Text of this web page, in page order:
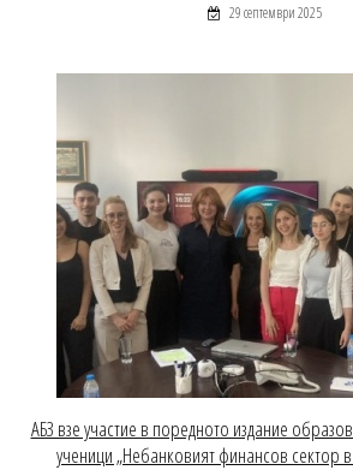
29 септември 2025
АБЗ взе участие в поредното издание
ученици „Небанковият финансов сектор